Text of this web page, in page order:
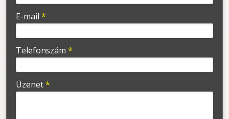
-
E-mail *
Telefonszám *
Üzenet*